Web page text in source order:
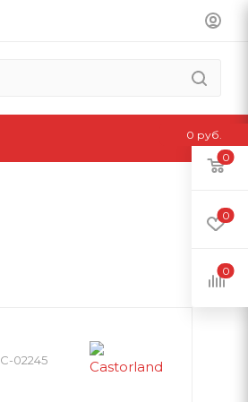
C-02245
0
0
0
0 руб.